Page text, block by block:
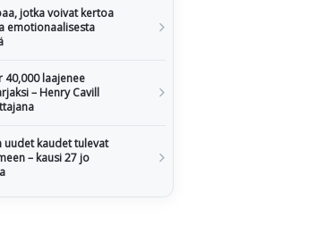
jotka voivat kertoa
emotionaalisesta
40,000 laajenee
– Henry Cavill
uudet kaudet tulevat
– kausi 27 jo